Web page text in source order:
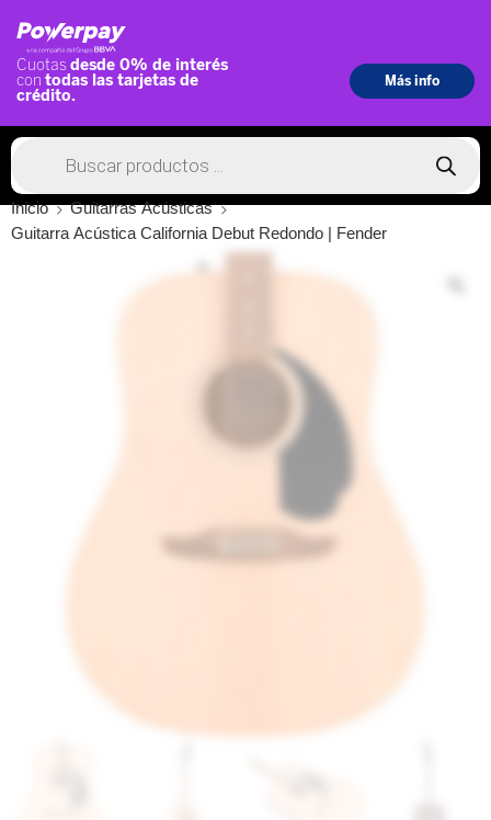
Inicio
Guitarras Acústicas
Guitarra Acústica California Debut Redondo | Fender